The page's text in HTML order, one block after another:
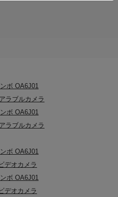
※の防水性能を誇ります。
ダイブデータを記録しま
PLUS 1TB U3 A2 V30
64GB U3 A2 V30
128GB U3 A2 V30
512GB U3 A2 V30 m
ボ OA6J01
ラブルカメラ
ボ OA6J01
ラブルカメラ
ボ OA6J01
デオカメラ
ボ OA6J01
デオカメラ